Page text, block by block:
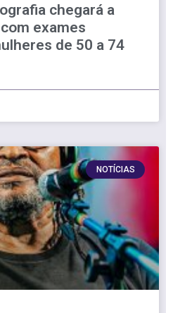
chegará a
exames
de 50 a 74
NOTÍCIAS